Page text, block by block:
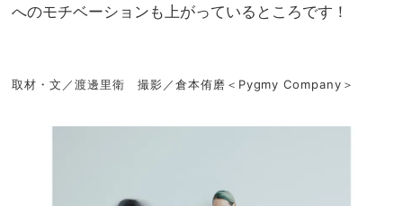
へのモチベーションも上がっているところです！
取材・文／渡邊里衛 撮影／倉本侑磨＜Pygmy Company＞